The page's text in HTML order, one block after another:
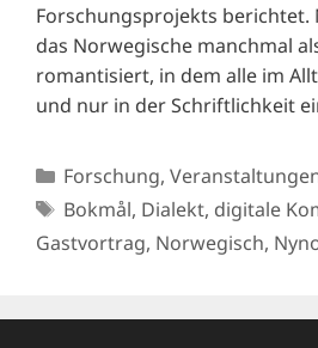
Forschungsprojekts berichtet.
das Norwegische manchmal
romantisiert, in dem alle im
und nur in der Schriftlichkeit
Kategorien
Forschung,
Schlagwörter
Bokmål, Dialekt, digitale
Gastvortrag, Norwegisch,